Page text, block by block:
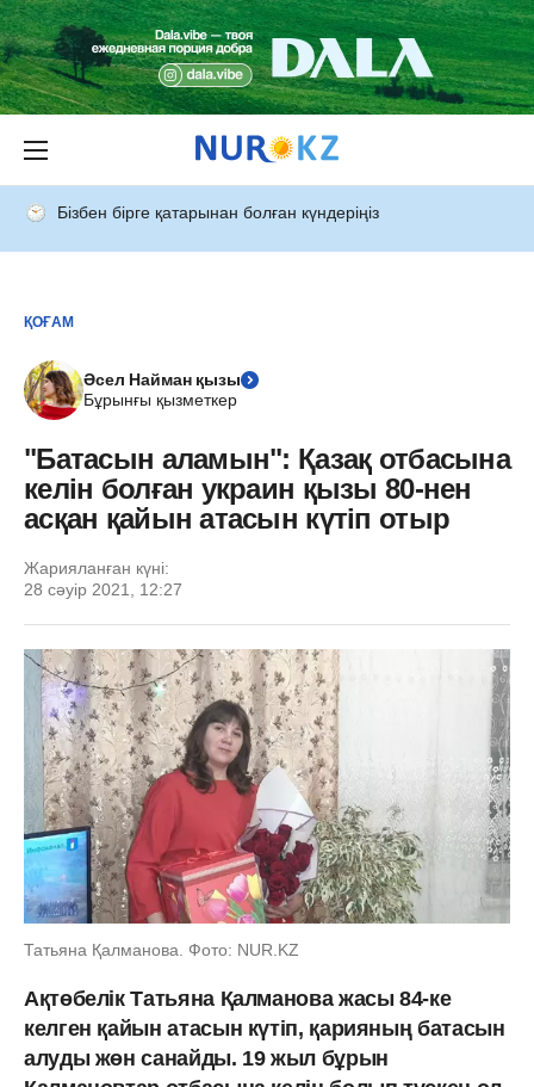
Бізбен бірге қатарынан болған күндеріңіз
ҚОҒАМ
Әсел Найман қызы
Бұрынғы қызметкер
"Батасын аламын": Қазақ отбасына
келін болған украин қызы 80-нен
асқан қайын атасын күтіп отыр
Жарияланған күні:
28 сәуір 2021, 12:27
Татьяна Қалманова. Фото: NUR.KZ
Ақтөбелік Татьяна Қалманова жасы 84-ке
келген қайын атасын күтіп, қарияның батасын
алуды жөн санайды. 19 жыл бұрын